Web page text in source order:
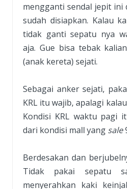
mengganti sendal jepit ini
sudah disiapkan. Kalau
tidak ganti sepatu nya
aja. Gue bisa tebak
(anak kereta) sejati.
Sebagai anker sejati,
KRL itu wajib, apalagi
Kondisi KRL waktu pagi
dari kondisi mall yang sale
Berdesakan dan
Tidak pakai sepatu
menyerahkan kaki